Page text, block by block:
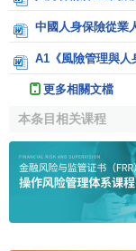
中國人身保險從業
A1《風險管理與人
更多相關文檔
本条目相关课程